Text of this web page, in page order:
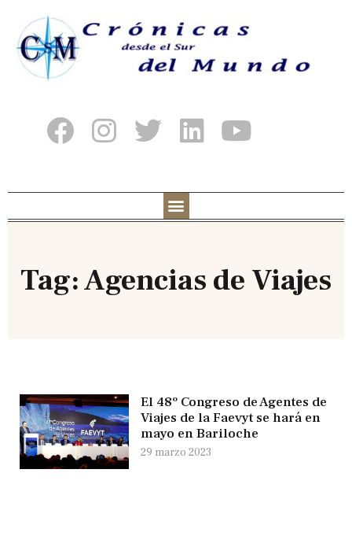
Tag: Agencias de Viajes
El 48º Congreso de Agentes de
Viajes de la Faevyt se hará en
mayo en Bariloche
29 marzo 2023